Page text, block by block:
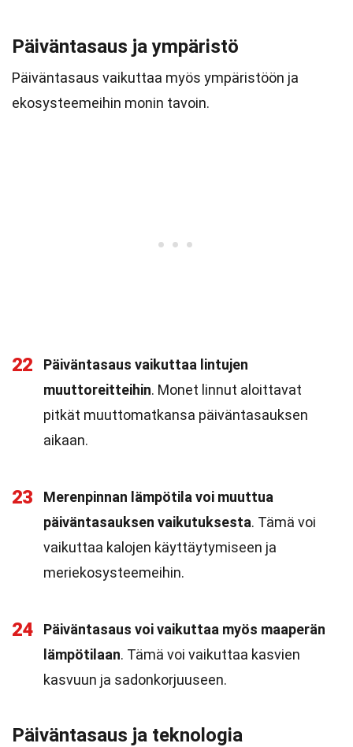
Päiväntasaus ja ympäristö
Päiväntasaus vaikuttaa myös ympäristöön ja
ekosysteemeihin monin tavoin.
22
Päiväntasaus vaikuttaa lintujen
muuttoreitteihin. Monet linnut aloittavat
pitkät muuttomatkansa päiväntasauksen
aikaan.
23
Merenpinnan lämpötila voi muuttua
päiväntasauksen vaikutuksesta. Tämä voi
vaikuttaa kalojen käyttäytymiseen ja
meriekosysteemeihin.
24
Päiväntasaus voi vaikuttaa myös maaperän
lämpötilaan. Tämä voi vaikuttaa kasvien
kasvuun ja sadonkorjuuseen.
Päiväntasaus ja teknologia